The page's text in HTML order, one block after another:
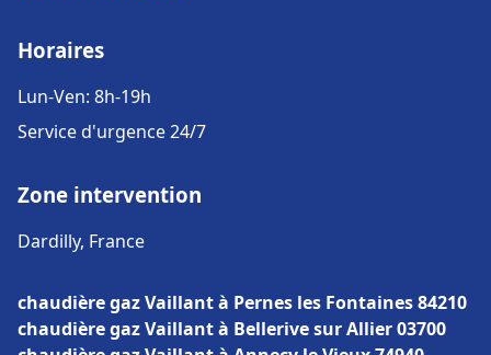
Horaires
Lun-Ven: 8h-19h
Service d'urgence 24/7
Zone intervention
Dardilly, France
chaudière gaz Vaillant à Pernes les Fontaines 84210
chaudière gaz Vaillant à Bellerive sur Allier 03700